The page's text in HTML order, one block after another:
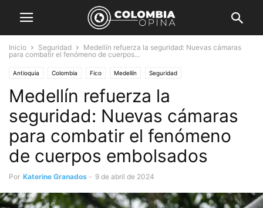
Inicio Seguridad
Medellín refuerza la seguridad: Nuevas cámaras
para combatir el fenómeno de cuerpos...
Antioquia Colombia Fico Medellín Seguridad
Medellín refuerza la
seguridad: Nuevas cámaras
para combatir el fenómeno
de cuerpos embolsados
Por Katerine Granados - 9 de abril de 2024